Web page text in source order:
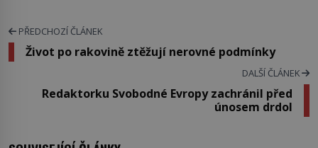
PŘEDCHOZÍ ČLÁNEK
Život po rakovině ztěžují nerovné podmínky
DALŠÍ ČLÁNEK
Redaktorku Svobodné Evropy zachránil před
únosem drdol